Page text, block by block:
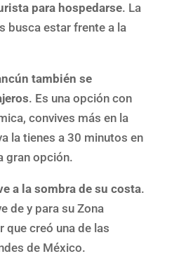
para hospedarse. La
busca estar frente a la
también se
. Es una opción con
convives más en la
la tienes a 30 minutos en
gran opción.
a la sombra de su costa.
de y para su Zona
que creó una de las
de México.